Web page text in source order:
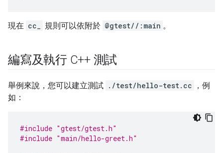
現在 cc_ 規則可以依附於 @gtest//:main 。
編寫及執行 C++ 測試
舉例來說，您可以建立測試 ./test/hello-test.cc
，例
如：
#include "gtest/gtest.h"
#include "main/hello-greet.h"